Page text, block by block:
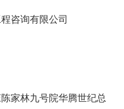
咨询有限公司
家林九号院华腾世纪总